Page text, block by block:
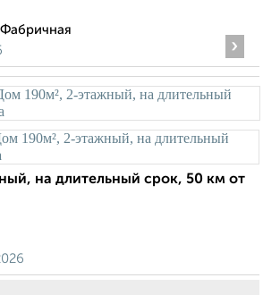
›
на длительный срок, 50 км от